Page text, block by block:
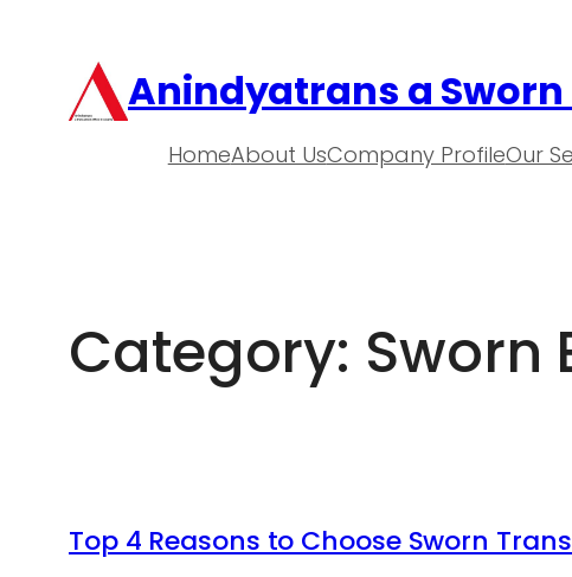
Anindyatrans a
HomeAbout UsCompany ProfileOur
Category: Sworn
Top 4 Reasons to Choose Sworn